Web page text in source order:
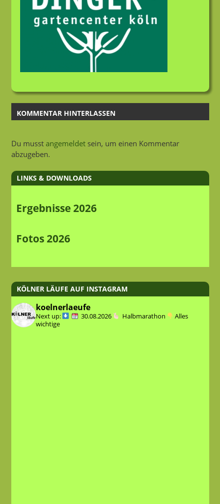
KOMMENTAR HINTERLASSEN
Du musst angemeldetsein, um einen Kommentar
abzugeben.
LINKS & DOWNLOADS
Ergebnisse 2026
Fotos 2026
KÖLNER LÄUFE AUF INSTAGRAM
koelnerlaeufe
Next up: 30.08.2026 Halbmarathon
Alles
wichtige